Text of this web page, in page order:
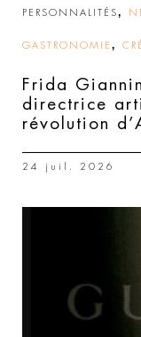
PERSONNALITÉS,
GASTRONOMIE ,
Frida
directrice
révolution
24 juil. 2026